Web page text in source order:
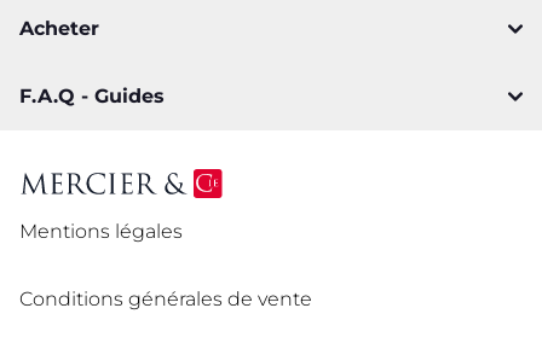
Acheter
F.A.Q - Guides
Mentions légales
Conditions générales de vente